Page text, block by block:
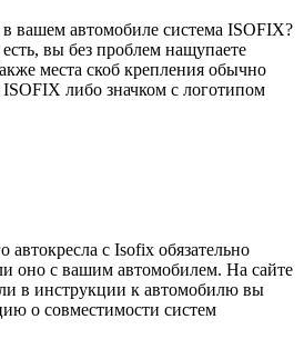
в вашем автомобиле система ISOFIX?
вы без проблем нащупаете
места скоб крепления обычно
либо значком с логотипом
автокресла с Isofix обязательно
оно с вашим автомобилем. На сайте
в инструкции к автомобилю вы
о совместимости систем